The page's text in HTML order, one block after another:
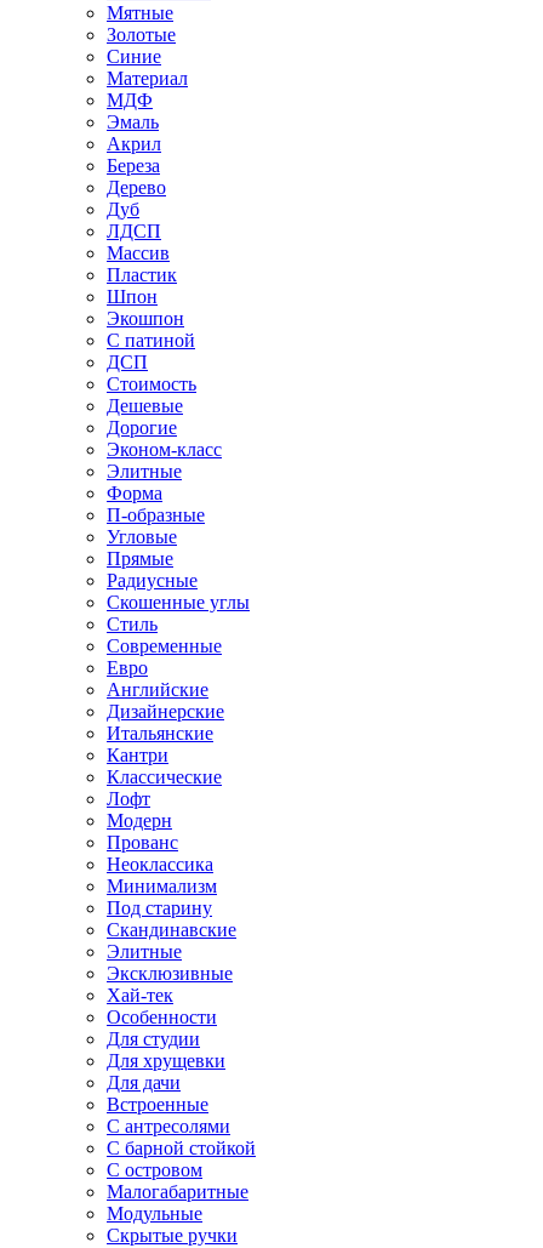
Мятные
Золотые
Синие
Материал
МДФ
Эмаль
Акрил
Береза
Дерево
Дуб
ЛДСП
Массив
Пластик
Шпон
Экошпон
С патиной
ДСП
Стоимость
Дешевые
Дорогие
Эконом-класс
Элитные
Форма
П-образные
Угловые
Прямые
Радиусные
Скошенные углы
Стиль
Современные
Евро
Английские
Дизайнерские
Итальянские
Кантри
Классические
Лофт
Модерн
Прованс
Неоклассика
Минимализм
Под старину
Скандинавские
Элитные
Эксклюзивные
Хай-тек
Особенности
Для студии
Для хрущевки
Для дачи
Встроенные
С антресолями
С барной стойкой
С островом
Малогабаритные
Модульные
Скрытые ручки